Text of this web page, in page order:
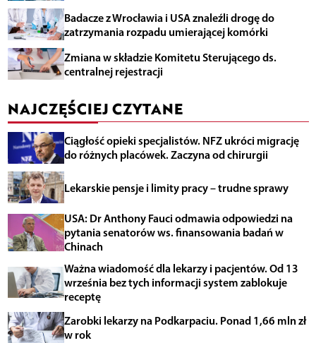
Badacze z Wrocławia i USA znaleźli drogę do
zatrzymania rozpadu umierającej komórki
Zmiana w składzie Komitetu Sterującego ds.
centralnej rejestracji
NAJCZĘŚCIEJ CZYTANE
Ciągłość opieki specjalistów. NFZ ukróci migrację
do różnych placówek. Zaczyna od chirurgii
Lekarskie pensje i limity pracy – trudne sprawy
USA: Dr Anthony Fauci odmawia odpowiedzi na
pytania senatorów ws. finansowania badań w
Chinach
Ważna wiadomość dla lekarzy i pacjentów. Od 13
września bez tych informacji system zablokuje
receptę
Zarobki lekarzy na Podkarpaciu. Ponad 1,66 mln zł
w rok